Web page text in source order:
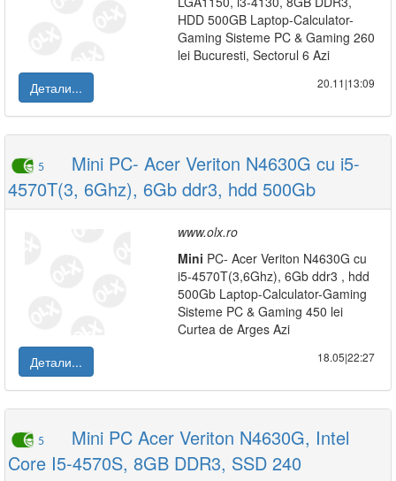
HDD 500GB Laptop-Calculator-
Gaming Sisteme PC & Gaming 260
lei Bucuresti, Sectorul 6 Azi
Детали...
20.11|13:09
5
Mini PC- Acer Veriton N4630G cu i5-
4570T(3, 6Ghz), 6Gb ddr3, hdd 500Gb
www.olx.ro
Mini PC- Acer Veriton N4630G cu
i5-4570T(3,6Ghz), 6Gb ddr3 , hdd
500Gb Laptop-Calculator-Gaming
Sisteme PC & Gaming 450 lei
Curtea de Arges Azi
Детали...
18.05|22:27
5
Mini PC Acer Veriton N4630G, Intel
Core I5-4570S, 8GB DDR3, SSD 240